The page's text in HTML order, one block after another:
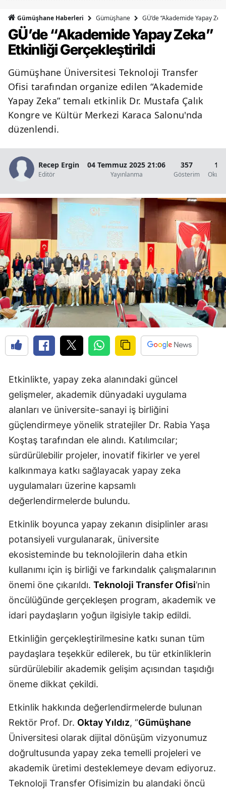
Bingöl
Bitlis
Bolu
Bursa
Çorum
Denizli
Diyarbakır
Edirne
Elazığ
Erzincan
Erzurum
Eskişehir
Gaziantep
Gümüşhane
Hakkari
Hatay
Isparta
Mersin
İstanbul
Kars
Kastamonu
Kayseri
Kırklareli
Kırşehir
Kocaeli
Konya
Kütahya
Manisa
Kahramanmaraş
Mardin
Muğla
Gümüşhane Haberleri Gümüşhane GÜ’de “Akademide Yapay
GÜ’de “Akademide Yapay Zeka”
Etkinliği Gerçekleştirildi
Gümüşhane Üniversitesi Teknoloji Transfer
Ofisi tarafından organize edilen “Akademide
Yapay Zeka” temalı etkinlik Dr. Mustafa Çalık
Kongre ve Kültür Merkezi Karaca Salonu'nda
düzenlendi.
Recep Ergin
Editör
04 Temmuz 2025 21:06
Yayınlanma
357
Gösterim
1
Etkinlikte, yapay zeka alanındaki güncel
gelişmeler, akademik dünyadaki uygulama
alanları ve üniversite-sanayi iş birliğini
güçlendirmeye yönelik stratejiler Dr. Rabia Yaşa
Koştaş tarafından ele alındı. Katılımcılar;
sürdürülebilir projeler, inovatif fikirler ve yerel
kalkınmaya katkı sağlayacak yapay zeka
uygulamaları üzerine kapsamlı
değerlendirmelerde bulundu.
Etkinlik boyunca yapay zekanın disiplinler arası
potansiyeli vurgulanarak, üniversite
ekosisteminde bu teknolojilerin daha etkin
kullanımı için iş birliği ve farkındalık çalışmalarının
önemi öne çıkarıldı. Teknoloji Transfer Ofisi’nin
öncülüğünde gerçekleşen program, akademik ve
idari paydaşların yoğun ilgisiyle takip edildi.
Etkinliğin gerçekleştirilmesine katkı sunan tüm
paydaşlara teşekkür edilerek, bu tür etkinliklerin
sürdürülebilir akademik gelişim açısından taşıdığı
öneme dikkat çekildi.
Etkinlik hakkında değerlendirmelerde bulunan
Rektör Prof. Dr. Oktay Yıldız, “Gümüşhane
Üniversitesi olarak dijital dönüşüm vizyonumuz
doğrultusunda yapay zeka temelli projeleri ve
akademik üretimi desteklemeye devam ediyoruz.
Teknoloji Transfer Ofisimizin bu alandaki öncü